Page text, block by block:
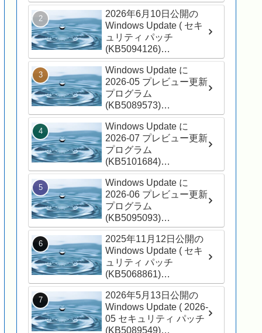
(26200.8875) ) が適用さ
れました
2026年6月10日公開の
Windows Update ( セキ
ュリティ パッチ
(KB5094126)
(26200.8655) ) が適用さ
れました
Windows Update に
2026-05 プレビュー更新
プログラム
(KB5089573)
(26200.8524) が表示さ
れました
Windows Update に
2026-07 プレビュー更新
プログラム
(KB5101684)
(26200.8973) が表示さ
れました
Windows Update に
2026-06 プレビュー更新
プログラム
(KB5095093)
(26200.8737) が表示さ
れました
2025年11月12日公開の
Windows Update ( セキ
ュリティ パッチ
(KB5068861)
(26200.7171) ) を適用し
ました
2026年5月13日公開の
Windows Update ( 2026-
05 セキュリティ パッチ
(KB5089549)